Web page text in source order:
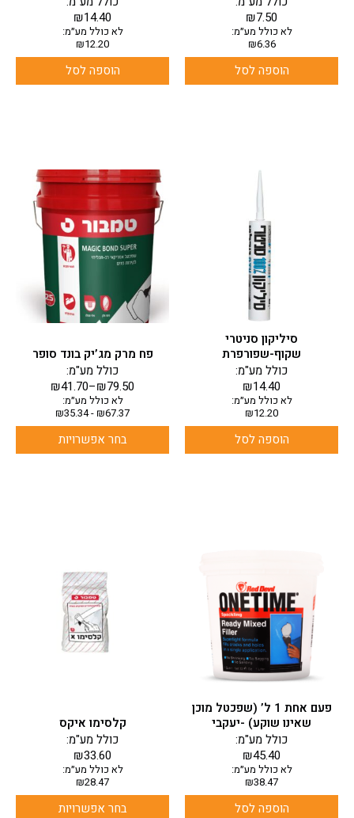
₪7.50
לא כולל מע״מ:
₪6.36
הוספה לסל
₪14.40
לא כולל מע״מ:
₪12.20
הוספה לסל
סיליקון סניטרי
שקוף-שפורפרת
₪14.40
כולל מע"מ:
לא כולל מע״מ:
₪12.20
הוספה לסל
פח מרק מג’יק בונד סופר
₪41.70–₪79.50
כולל מע"מ:
לא כולל מע״מ:
₪67.37
-
₪35.34
בחר אפשרויות
למוצר
זה
יש
מספר
סוגים.
ניתן
לבחור
את
האפשרויות
בעמוד
פעם אחת 1 ל’ (שפכטל מוכן
שאינו שוקע) -יעקבי
₪45.40
כולל מע"מ:
לא כולל מע״מ:
₪38.47
הוספה לסל
קלסימו איקס
₪33.60
כולל מע"מ:
לא כולל מע״מ:
₪28.47
בחר אפשרויות
יש
מספר
סוגים.
ניתן
לבחור